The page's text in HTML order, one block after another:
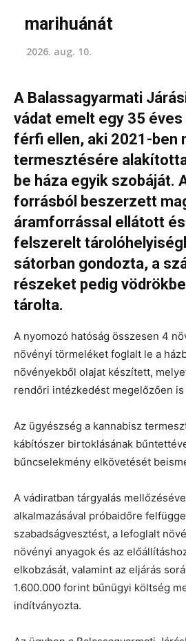
marihuánát
2026. aug. 10.
A Balassagyarmati
vádat emelt egy 35
férfi ellen, aki 2021-ben
termesztésére
be háza egyik szobáját.
forrásból beszerzett
áramforrással ellátott
felszerelt
sátorban gondozta, a
részeket pedig
tárolta.
A nyomozó hatóság összesen 4
növényi törmeléket foglalt le a
növényekből olajat készített,
rendőri intézkedést megelőzően
Az ügyészség a kannabisz
kábítószer birtoklásának
bűncselekmény elkövetését
A vádiratban tárgyalás
alkalmazásával próbaidőre
szabadságvesztést, a lefoglalt
növényi anyagok és az
elkobzását, valamint az eljárás
1.600.000 forint bűnügyi költség
indítványozta.